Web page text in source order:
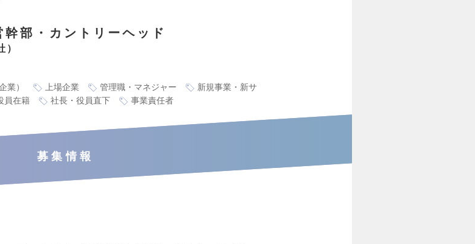
部・カントリーヘッド
業） 上場企業 管理職・マネジャー
新規事業・新サ
員在籍 社長・役員直下 事業責任者
募集情報